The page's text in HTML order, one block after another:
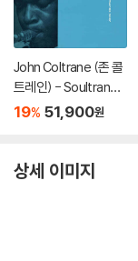
John Coltrane (존 콜
트레인) - Soultrane
[LP]
19% 51,900원
상세 이미지